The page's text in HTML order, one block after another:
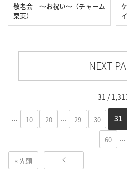
敬老会 ～お祝い～（チャーム
栗東）
NEXT
31 /
« 先頭
... 10 20 ... 29 30 31
60 ...